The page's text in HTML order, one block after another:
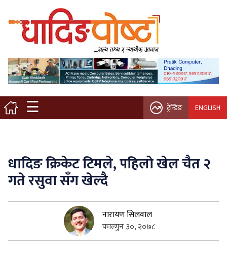
☰
मुख्य पृष्ठ
स्थानीय समाचार
विचार / ब्लग
नगर/गाउँ पालिका
कृषि/सहकारी
साहित्य / संस्कृति
सुचनाहरु
ट्रेन्डिङ ENGLISH
धादिङ क्रिकेट टिमले, पहिलो खेल चैत २
गते रसुवा सँग खेल्दै
नारायण सिलवाल
फाल्गुन ३०, २०७८